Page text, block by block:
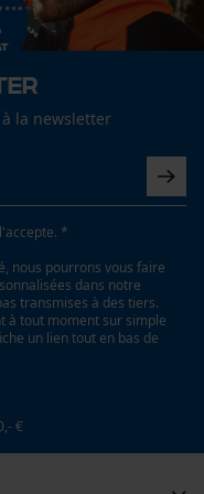
été
la newsletter
*
nous pourrons vous faire
dans notre
transmises à des tiers.
à tout moment sur simple
un lien tout en bas de
€
et de
des